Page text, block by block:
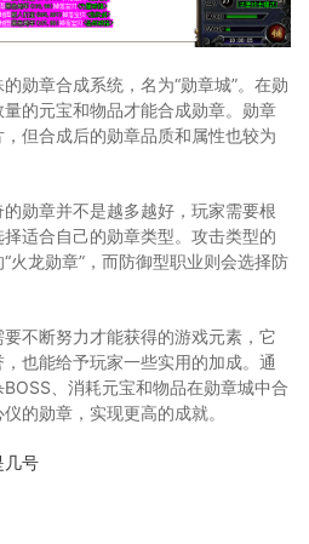
勋章合成系统，名为“勋章城”。在勋
的元宝和物品才能合成勋章。勋章
但合成后的勋章品质和属性也较为
勋章并不是越多越好，玩家需要根
适合自己的勋章类型。攻击类型的
火龙勋章”，而防御型职业则会选择防
不断努力才能获得的游戏元素，它
也能给予玩家一些实用的加成。通
、消耗元宝和物品在勋章城中合
的勋章，实现更高的成就。
几号